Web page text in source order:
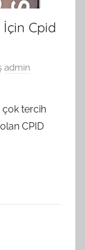
Cpid
admin
çok tercih
CPID